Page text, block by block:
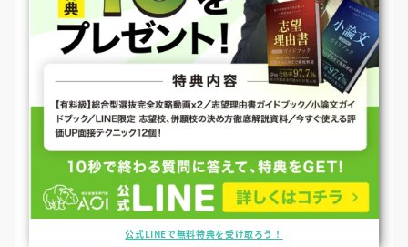
公式LINEで無料特典を受け取ろう！